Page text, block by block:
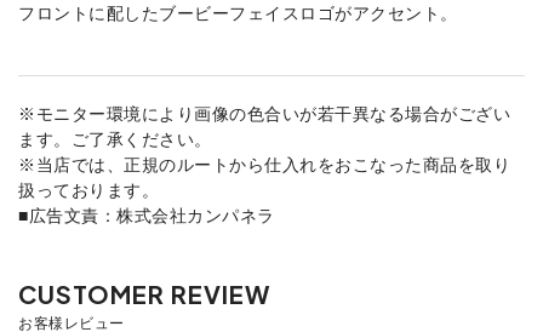
フロントに配したブービーフェイスロゴがアクセント。
※モニター環境により画像の色合いが若干異なる場合がござい
ます。ご了承ください。
※当店では、正規のルートから仕入れをおこなった商品を取り
扱っております。
■広告文責：株式会社カンパネラ